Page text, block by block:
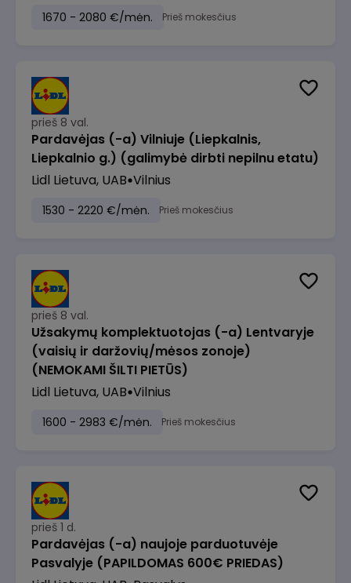
1670 - 2080 €/mėn. Prieš mokesčius
prieš 8 val.
Pardavėjas (-a) Vilniuje (Liepkalnis,
Liepkalnio g.) (galimybė dirbti nepilnu etatu)
Lidl Lietuva, UAB Vilnius
1530 - 2220 €/mėn. Prieš mokesčius
prieš 8 val.
Užsakymų komplektuotojas (-a) Lentvaryje
(vaisių ir daržovių/mėsos zonoje)
(NEMOKAMI ŠILTI PIETŪS)
Lidl Lietuva, UAB Vilnius
1600 - 2983 €/mėn. Prieš mokesčius
prieš 1 d.
Pardavėjas (-a) naujoje parduotuvėje
Pasvalyje (PAPILDOMAS 600€ PRIEDAS)